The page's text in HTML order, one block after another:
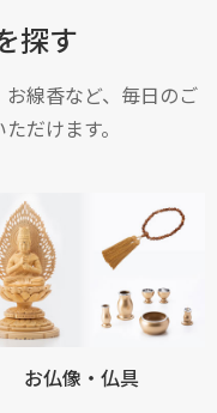
ートへ進む
探す
線香など、毎日のご
だけます。
お仏像・仏具